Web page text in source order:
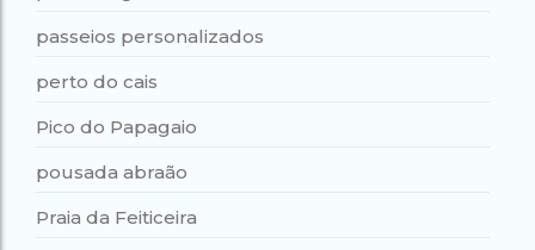
passeios personalizados
perto do cais
Pico do Papagaio
pousada abraão
Praia da Feiticeira